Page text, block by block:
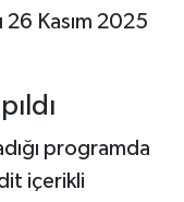
26 Kasım 2025
programda
içerikli